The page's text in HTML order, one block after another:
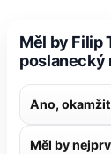
Měl by Filip
poslanecký
Ano,
Měl by